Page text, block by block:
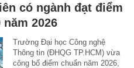
có ngành đạt điểm
2026
Trường Đại học Công nghệ
Thông tin (ĐHQG TP.HCM) vừa
công bố điểm chuẩn năm 2026,